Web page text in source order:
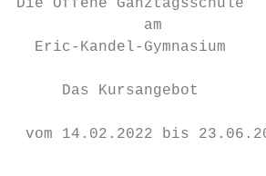
Die Offene Ganztagsschule
              am
  Eric-Kandel-Gymnasium
     Das Kursangebot
vom 14.02.2022 bis